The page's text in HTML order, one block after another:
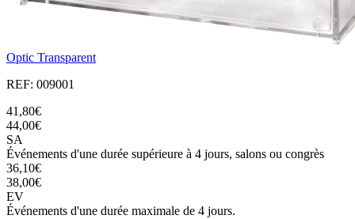
Optic Transparent
REF: 009001
41,80€
44,00€
SA
Événements d'une durée supérieure à 4 jours, salons ou congrès
36,10€
38,00€
EV
Événements d'une durée maximale de 4 jours.